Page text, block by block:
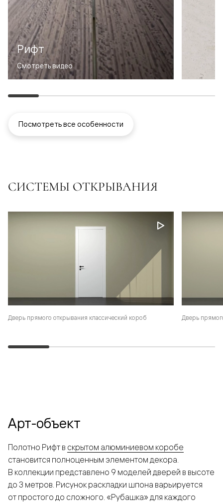
Рифт
Смотреть видео
Посмотреть все особенности
СИСТЕМЫ ОТКРЫВАНИЯ
Дверь прямого открывания классический короб Дверь
Арт-объект
Полотно Рифт в скрытом алюминиевом коробе
становится полноценным элементом декора.
В коллекции представлено 9 моделей дверей в высоте
до 3 метров. Рисунок раскладки шпона варьируется
от простого до сложного. «Рубашка» для каждого